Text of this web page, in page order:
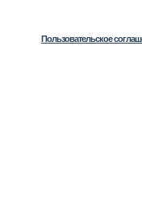
Пользовательское